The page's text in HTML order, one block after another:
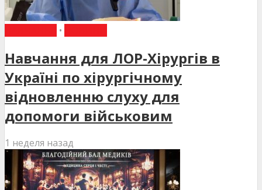
•
Навчання для ЛОР-Хірургів в
Україні по хірургічному
відновленню слуху для
допомоги військовим
1 неделя назад